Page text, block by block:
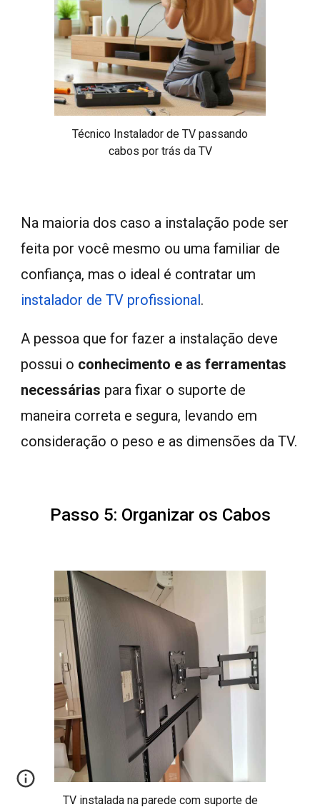
Técnico Instalador de TV passando
cabos por trás da TV
Na maioria dos caso a instalação pode ser
feita por você mesmo ou uma familiar de
confiança, mas o ideal é contratar um
instalador de TV profissional.
A pessoa que for fazer a instalação deve
possui o conhecimento e as ferramentas
necessárias para fixar o suporte de
maneira correta e segura, levando em
consideração o peso e as dimensões da TV.
Passo 5: Organizar os Cabos
TV instalada na parede com suporte de